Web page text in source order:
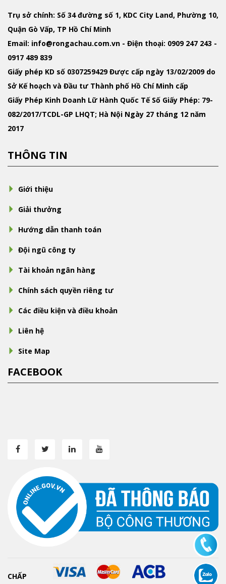
Trụ sở chính: Số 34 đường số 1, KDC City Land, Phường 10,
Quận Gò Vấp, TP Hồ Chí Minh
Email: info@rongachau.com.vn - Điện thoại: 0909 247 243 -
0917 489 839
Giấy phép KD số 0307259429 Được cấp ngày 13/02/2009 do
Sở Kế hoạch và Đầu tư Thành phố Hồ Chí Minh cấp
Giấy Phép Kinh Doanh Lữ Hành Quốc TếSố Giấy Phép: 79-
082/2017/TCDL-GP LHQT; Hà Nội Ngày 27 tháng 12 năm
2017
THÔNG TIN
Giới thiệu
Giải thưởng
Hướng dẫn thanh toán
Đội ngũ công ty
Tài khoản ngân hàng
Chính sách quyền riêng tư
Các điều kiện và điều khoản
Liên hệ
Site Map
FACEBOOK
CHẤP